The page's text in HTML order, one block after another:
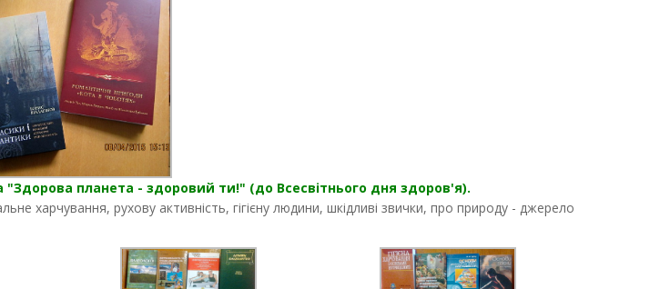
"Здорова планета - здоровий ти!" (до Всесвітнього дня здоров'я).
харчування, рухову активність, гігієну людини, шкідливі звички, про природу - джерело